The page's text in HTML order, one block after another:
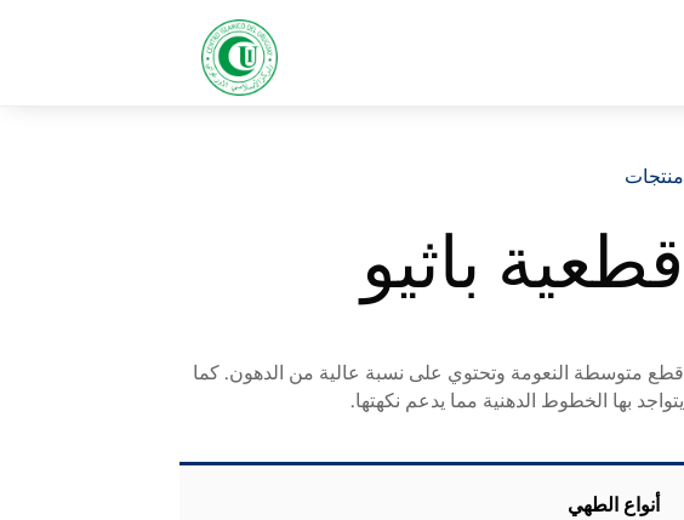
منتجات
قطعية باثيو
قطع متوسطة النعومة وتحتوي على نسبة عالية من الدهون. كما
يتواجد بها الخطوط الدهنية مما يدعم نكهتها.
أنواع الطهي